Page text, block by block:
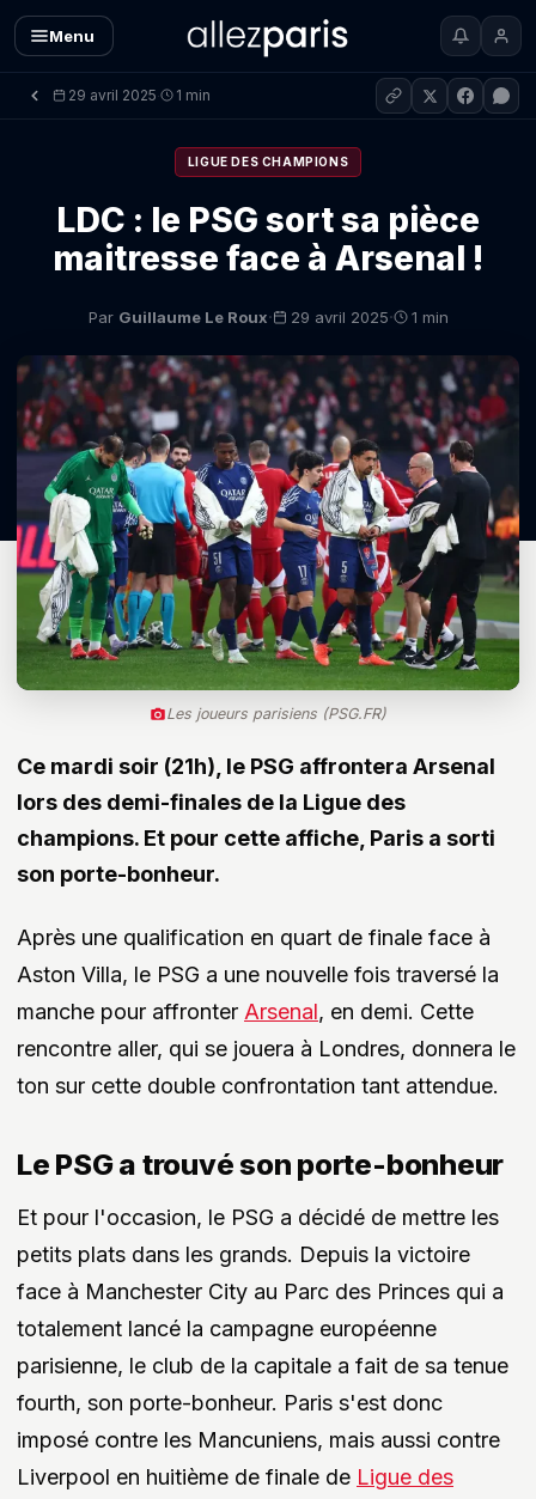
Menu
29 avril 2025· 1 min
LIGUE DES CHAMPIONS
LDC : le PSG sort sa pièce
maitresse face à Arsenal !
Par Guillaume Le Roux· 29 avril 2025· 1 min
Les joueurs parisiens (PSG.FR)
Ce mardi soir (21h), le PSG affrontera Arsenal
lors des demi-finales de la Ligue des
champions. Et pour cette affiche, Paris a sorti
son porte-bonheur.
Après une qualification en quart de finale face à
Aston Villa, le PSG a une nouvelle fois traversé la
manche pour affronter Arsenal, en demi. Cette
rencontre aller, qui se jouera à Londres, donnera le
ton sur cette double confrontation tant attendue.
Le PSG a trouvé son porte-bonheur
Et pour l'occasion, le PSG a décidé de mettre les
petits plats dans les grands. Depuis la victoire
face à Manchester City au Parc des Princes qui a
totalement lancé la campagne européenne
parisienne, le club de la capitale a fait de sa tenue
fourth, son porte-bonheur. Paris s'est donc
imposé contre les Mancuniens, mais aussi contre
Liverpool en huitième de finale de Ligue des